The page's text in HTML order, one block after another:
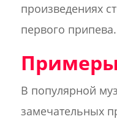
произведениях
первого припева.
В популярной
замечательных